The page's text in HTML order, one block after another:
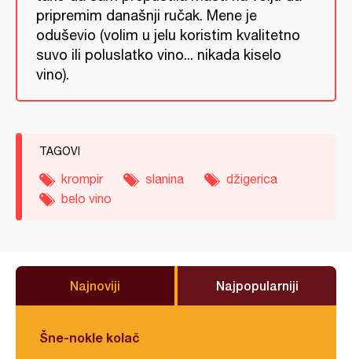
pripremim današnji ručak. Mene je
oduševio (volim u jelu koristim kvalitetno
suvo ili poluslatko vino... nikada kiselo
vino).
TAGOVI
krompir slanina
džigerica
belo vino
Najnoviji Najpopularniji
Šne-nokle kolač